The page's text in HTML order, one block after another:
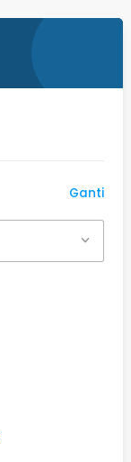
Ganti